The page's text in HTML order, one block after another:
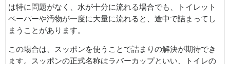
は特に問題がなく、水が十分に流れる場合でも、トイレット
ペーパーや汚物が一度に大量に流れると、途中で詰まってし
まうことがあります。
この場合は、スッポンを使うことで詰まりの解決が期待でき
ます。スッポンの正式名称はラバーカップといい、トイレの